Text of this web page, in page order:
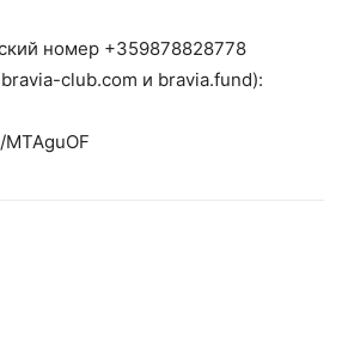
номер +359878828778
club.com и bravia.fund):